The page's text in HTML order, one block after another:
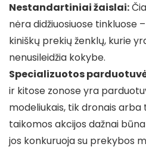
Nestandartiniai žaislai:
nėra didžiuosiuose tinkluose
kiniškų prekių ženklų, kurie
nenusileidžia kokybe.
Specializuotos
ir kitose zonose yra
modeliukais, tik dronais arba
taikomos akcijos dažnai
jos konkuruoja su prekybos